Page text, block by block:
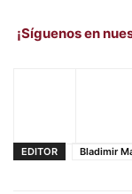
¡Síguenos en
EDITOR Bladimir